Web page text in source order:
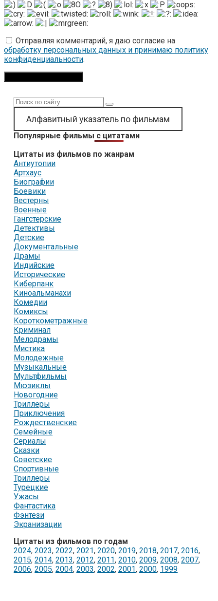
Отправляя комментарий, я даю согласие на
обработку персональных данных и принимаю политику
конфиденциальности.
Поиск:
Алфавитный указатель по фильмам
Популярные фильмы с цитатами
Цитаты из фильмов по жанрам
Антиутопии
Артхаус
Биографии
Боевики
Вестерны
Военные
Гангстерские
Детективы
Детские
Документальные
Драмы
Индийские
Исторические
Киберпанк
Киноальманахи
Комедии
Комиксы
Короткометражные
Криминал
Мелодрамы
Мистика
Молодежные
Музыкальные
Мультфильмы
Мюзиклы
Новогодние
Триллеры
Приключения
Рождественские
Семейные
Сериалы
Сказки
Советские
Спортивные
Триллеры
Турецкие
Ужасы
Фантастика
Фэнтези
Экранизации
Цитаты из фильмов по годам
2024, 2023, 2022, 2021, 2020, 2019, 2018, 2017, 2016,
2015, 2014, 2013, 2012, 2011, 2010, 2009, 2008, 2007,
2006, 2005, 2004, 2003, 2002, 2001, 2000, 1999